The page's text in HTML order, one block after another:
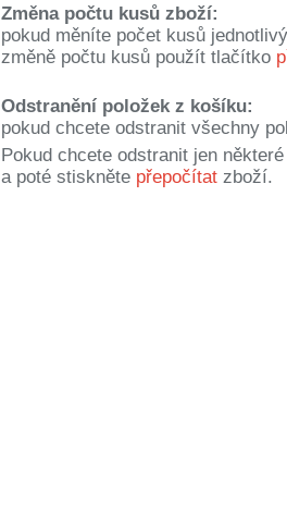
Změna počtu kusů zboží:
pokud měníte počet kusů
změně počtu kusů použít tlačítko
Odstranění položek z košíku:
pokud chcete odstranit všechny
Pokud chcete odstranit jen
a poté stiskněte přepočítat zboží.